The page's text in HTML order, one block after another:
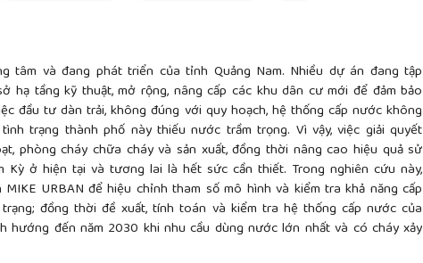
tâm và đang phát triển của tỉnh Quảng Nam. Nhiều dự án đang tập
hạ tầng kỹ thuật, mở rộng, nâng cấp các khu dân cư mới để đảm bảo
đầu tư dàn trải, không đúng với quy hoạch, hệ thống cấp nước không
trạng thành phố này thiếu nước trầm trọng. Vì vậy, việc giải quyết
phòng cháy chữa cháy và sản xuất, đồng thời nâng cao hiệu quả sử
Kỳ ở hiện tại và tương lai là hết sức cần thiết. Trong nghiên cứu này,
URBAN để hiệu chỉnh tham số mô hình và kiểm tra khả năng cấp
đồng thời đề xuất, tính toán và kiểm tra hệ thống cấp nước của
hướng đến năm 2030 khi nhu cầu dùng nước lớn nhất và có cháy xảy